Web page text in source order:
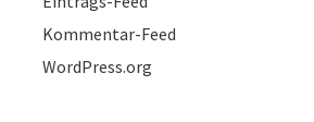
Kommentar-Feed
WordPress.org